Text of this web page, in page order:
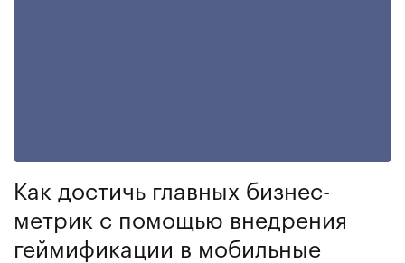
Как достичь главных бизнес-
метрик с помощью внедрения
геймификации в мобильные